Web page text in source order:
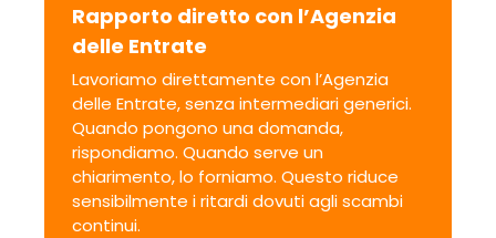
Rapporto diretto con l’Agenzia
delle Entrate
Lavoriamo direttamente con l’Agenzia
delle Entrate, senza intermediari generici.
Quando pongono una domanda,
rispondiamo. Quando serve un
chiarimento, lo forniamo. Questo riduce
sensibilmente i ritardi dovuti agli scambi
continui.